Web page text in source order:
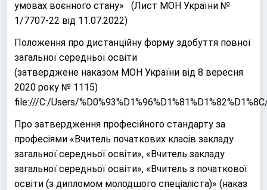
умовах воєнного стану» (Лист МОН України №
1/7707-22 від 11.07.2022)
Положення про дистанційну форму здобуття повної
загальної середньої освіти
(затверджене наказом МОН України від 8 вересня
2020 року № 1115)
file:///C:/Users/
Про затвердження професійного стандарту за
професіями «Вчитель початкових класів закладу
загальної середньої освіти», «Вчитель закладу
загальної середньої освіти», «Вчитель з початкової
освіти (з дипломом молодшого спеціаліста)» (наказ